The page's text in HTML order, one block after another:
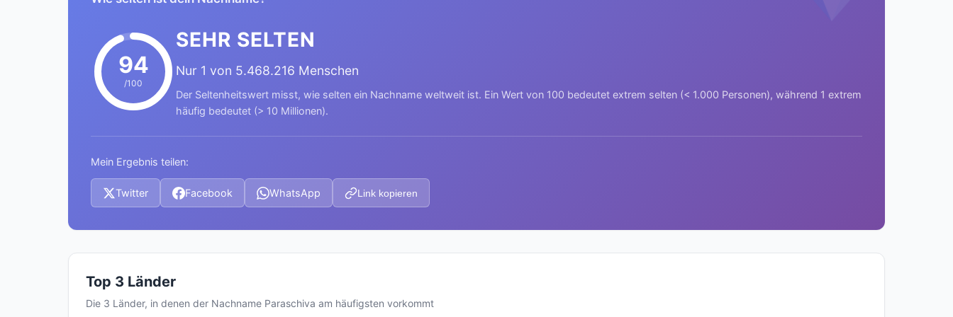
94
/100
SEHR SELTEN
Nur 1 von 5.468.216 Menschen
Der Seltenheitswert misst, wie selten ein Nachname weltweit ist. Ein Wert von 100 bedeutet extrem selten (< 1.000 Personen), während 1 extrem
häufig bedeutet (> 10 Millionen).
Mein Ergebnis teilen:
Twitter Facebook WhatsApp Link kopieren
Top 3 Länder
Die 3 Länder, in denen der Nachname Paraschiva am häufigsten vorkommt